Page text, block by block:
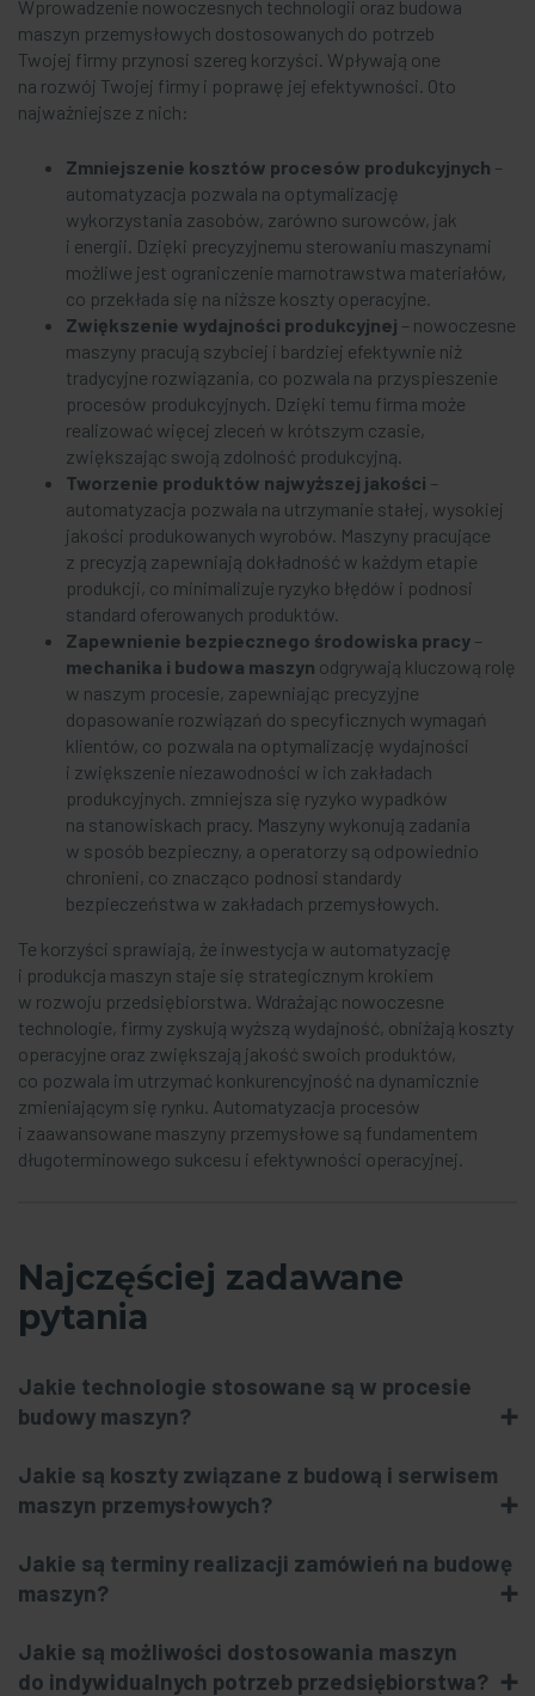
Wprowadzenie nowoczesnych technologii oraz budowa
maszyn przemysłowych dostosowanych do potrzeb
Twojej firmy przynosi szereg korzyści. Wpływają one
na rozwój Twojej firmy i poprawę jej efektywności. Oto
najważniejsze z nich:
Zmniejszenie kosztów procesów produkcyjnych –
automatyzacja pozwala na optymalizację
wykorzystania zasobów, zarówno surowców, jak
i energii. Dzięki precyzyjnemu sterowaniu maszynami
możliwe jest ograniczenie marnotrawstwa materiałów,
co przekłada się na niższe koszty operacyjne.
Zwiększenie wydajności produkcyjnej – nowoczesne
maszyny pracują szybciej i bardziej efektywnie niż
tradycyjne rozwiązania, co pozwala na przyspieszenie
procesów produkcyjnych. Dzięki temu firma może
realizować więcej zleceń w krótszym czasie,
zwiększając swoją zdolność produkcyjną.
Tworzenie produktów najwyższej jakości –
automatyzacja pozwala na utrzymanie stałej, wysokiej
jakości produkowanych wyrobów. Maszyny pracujące
z precyzją zapewniają dokładność w każdym etapie
produkcji, co minimalizuje ryzyko błędów i podnosi
standard oferowanych produktów.
Zapewnienie bezpiecznego środowiska pracy –
mechanika i budowa maszyn odgrywają kluczową rolę
w naszym procesie, zapewniając precyzyjne
dopasowanie rozwiązań do specyficznych wymagań
klientów, co pozwala na optymalizację wydajności
i zwiększenie niezawodności w ich zakładach
produkcyjnych. zmniejsza się ryzyko wypadków
na stanowiskach pracy. Maszyny wykonują zadania
w sposób bezpieczny, a operatorzy są odpowiednio
chronieni, co znacząco podnosi standardy
bezpieczeństwa w zakładach przemysłowych.
Te korzyści sprawiają, że inwestycja w automatyzację
i produkcja maszyn staje się strategicznym krokiem
w rozwoju przedsiębiorstwa. Wdrażając nowoczesne
technologie, firmy zyskują wyższą wydajność, obniżają koszty
operacyjne oraz zwiększają jakość swoich produktów,
co pozwala im utrzymać konkurencyjność na dynamicznie
zmieniającym się rynku. Automatyzacja procesów
i zaawansowane maszyny przemysłowe są fundamentem
długoterminowego sukcesu i efektywności operacyjnej.
Najczęściej zadawane
pytania
Jakie technologie stosowane są w procesie
budowy maszyn?
Jakie są koszty związane z budową i serwisem
maszyn przemysłowych?
Jakie są terminy realizacji zamówień na budowę
maszyn?
Jakie są możliwości dostosowania maszyn
do indywidualnych potrzeb przedsiębiorstwa?